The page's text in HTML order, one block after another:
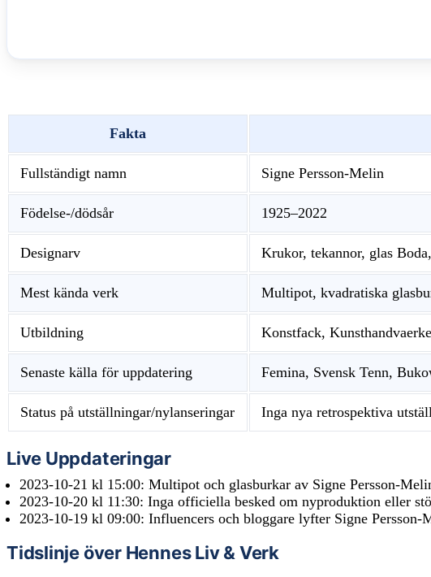
Fakta
Fullständigt namn Signe Persson-Melin
Födelse-/dödsår 1925–2022
Designarv Krukor, tekannor, glas
Mest kända verk Multipot, kvadratiska
Utbildning Konstfack,
Senaste källa för uppdatering Femina, Svensk Tenn,
Status på utställningar/nylanseringar Inga nya retrospektiva
Live Uppdateringar
2023-10-21 kl 15:00: Multipot och glasburkar av Signe Persson-
2023-10-20 kl 11:30: Inga officiella besked om nyproduktion eller
2023-10-19 kl 09:00: Influencers och bloggare lyfter Signe
Tidslinje över Hennes Liv & Verk